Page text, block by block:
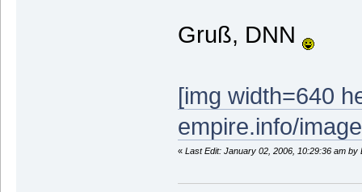
Gruß, DNN
[img width=640
empire.info/
« Last Edit: January 02, 2006, 10:29:36 am by